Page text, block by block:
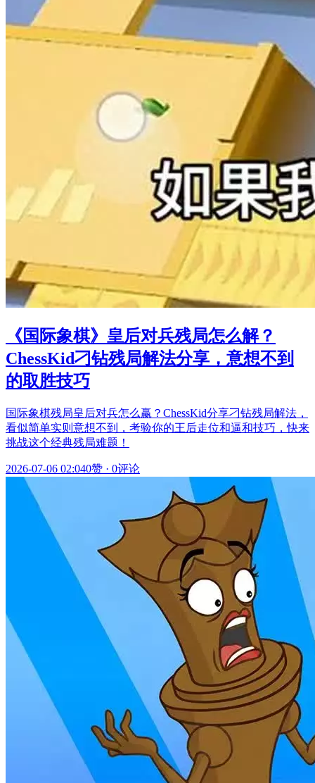
《国际象棋》皇后对兵残局怎么解？
ChessKid刁钻残局解法分享，意想不到
的取胜技巧
国际象棋残局皇后对兵怎么赢？ChessKid分享刁钻残局解法，
看似简单实则意想不到，考验你的王后走位和逼和技巧，快来
挑战这个经典残局难题！
2026-07-06 02:040赞 · 0评论